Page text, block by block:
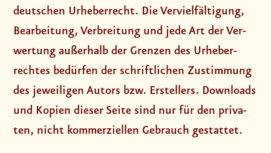
deut­schen Urhe­ber­recht. Die Ver­viel­fäl­ti­gung,
Bear­bei­tung, Ver­brei­tung und jede Art der Ver­
wer­tung außer­halb der Gren­zen des Urhe­ber­
rech­tes bedür­fen der schrift­li­chen Zustim­mung
des jewei­li­gen Autors bzw. Erstel­lers. Down­loads
und Kopi­en die­ser Sei­te sind nur für den pri­va­
ten, nicht kom­mer­zi­el­len Gebrauch gestat­tet.